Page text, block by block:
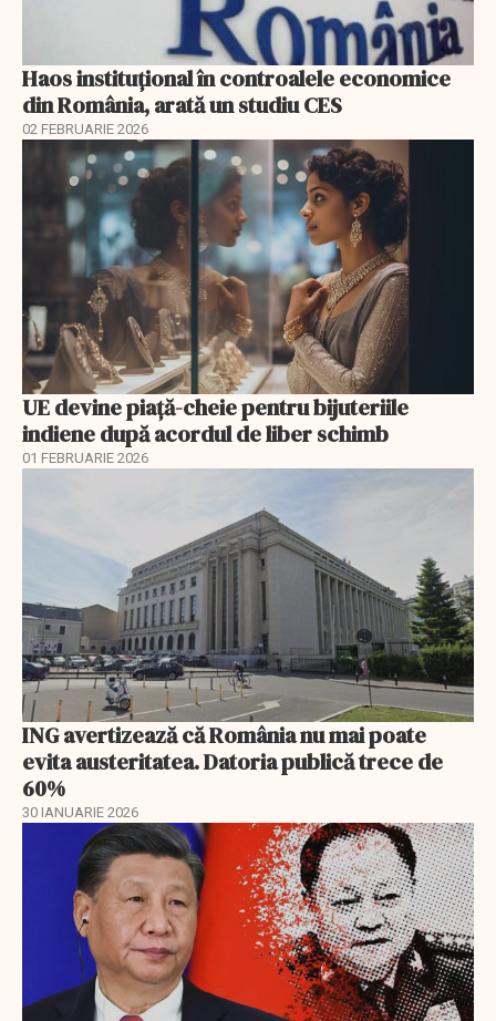
Haos instituțional în controalele economice
din România, arată un studiu CES
02 FEBRUARIE 2026
UE devine piață-cheie pentru bijuteriile
indiene după acordul de liber schimb
01 FEBRUARIE 2026
ING avertizează că România nu mai poate
evita austeritatea. Datoria publică trece de
60%
30 IANUARIE 2026